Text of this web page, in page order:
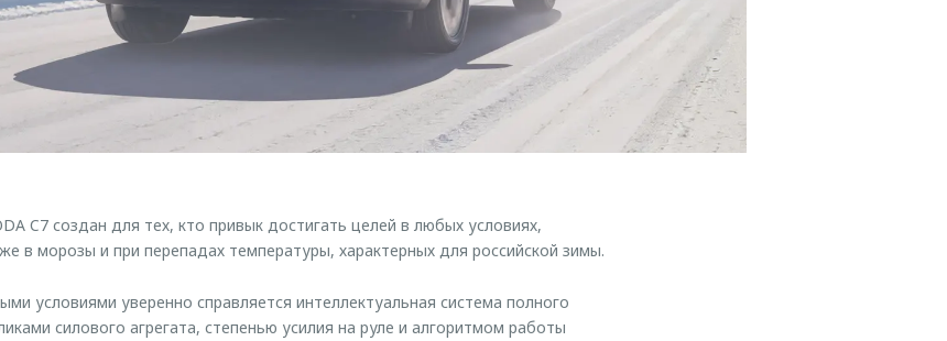
C7 создан для тех, кто привык достигать целей в любых условиях,
в морозы и при перепадах температуры, характерных для российской зимы.
условиями уверенно справляется интеллектуальная система полного
силового агрегата, степенью усилия на руле и алгоритмом работы